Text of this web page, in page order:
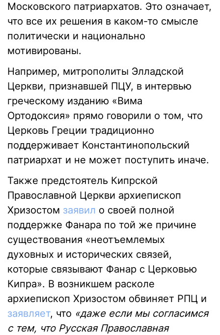
Московского патриархатов. Это означает,
что все их решения в каком-то смысле
политически и национально
мотивированы.
Например, митрополиты Элладской
Церкви, признавшей ПЦУ, в интервью
греческому изданию «Вима
Ортодоксия» прямо говорили о том, что
Церковь Греции традиционно
поддерживает Константинопольский
патриархат и не может поступить иначе.
Также предстоятель Кипрской
Православной Церкви архиепископ
Хризостом заявил о своей полной
поддержке Фанара по той же причине
существования «неотъемлемых
духовных и исторических связей,
которые связывают Фанар с Церковью
Кипра». В возникшем расколе
архиепископ Хризостом обвиняет РПЦ и
заявляет, что «даже если мы согласимся
с тем, что Русская Православная